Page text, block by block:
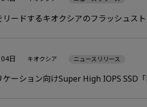
リードするキオクシアのフラッシュス
ーション向けSuper High IOPS SSD
日 キオクシア ニュースリリース